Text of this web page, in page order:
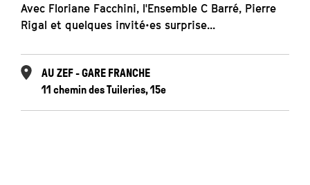
Avec Floriane Facchini, l'Ensemble C Barré, Pierre
Rigal et quelques invité•es surprise...
AU ZEF - GARE FRANCHE
11 chemin des Tuileries, 15e